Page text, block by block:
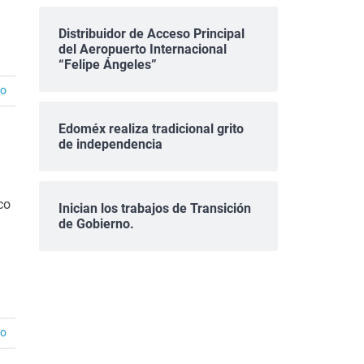
Distribuidor de Acceso Principal
del Aeropuerto Internacional
“Felipe Ángeles”
Edoméx realiza tradicional grito
de independencia
Inician los trabajos de Transición
de Gobierno.